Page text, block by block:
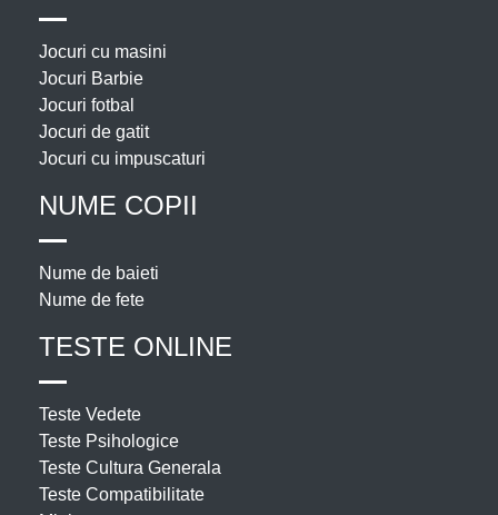
Jocuri cu masini
Jocuri Barbie
Jocuri fotbal
Jocuri de gatit
Jocuri cu impuscaturi
NUME COPII
Nume de baieti
Nume de fete
TESTE ONLINE
Teste Vedete
Teste Psihologice
Teste Cultura Generala
Teste Compatibilitate